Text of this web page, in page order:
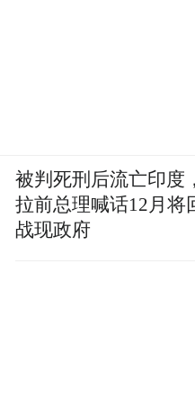
被判死刑后流亡印度
拉前总理喊话12月将
战现政府